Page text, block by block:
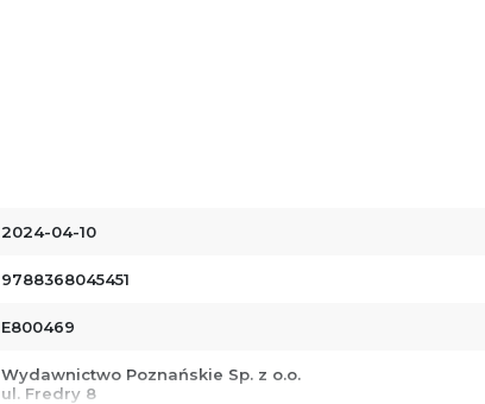
2024-04-10
9788368045451
E800469
Wydawnictwo Poznańskie Sp. z o.o.
ul. Fredry 8